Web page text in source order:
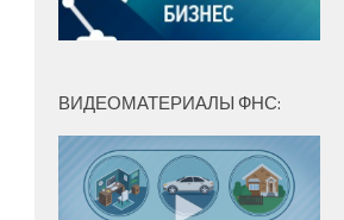
ВИДЕОМАТЕРИАЛЫ ФНС: